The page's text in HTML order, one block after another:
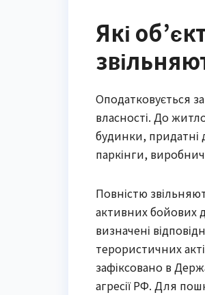
Які
Оподатковується
власності. До
будинки,
паркінги,
Повністю
активних бойових
визначені
терористичних
зафіксовано в
агресії РФ. Для